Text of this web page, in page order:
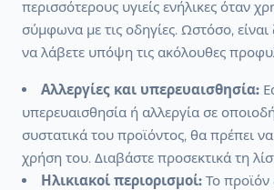
περισσότερους υγιείς ενήλικες όταν
σύμφωνα με τις οδηγίες. Ωστόσο,
να λάβετε υπόψη τις ακόλουθες
Αλλεργίες και υπερευαισθησία:
υπερευαισθησία ή αλλεργία σε
συστατικά του προϊόντος, θα πρέπει
χρήση του. Διαβάστε προσεκτικά τη
Ηλικιακοί περιορισμοί: Το προϊόν